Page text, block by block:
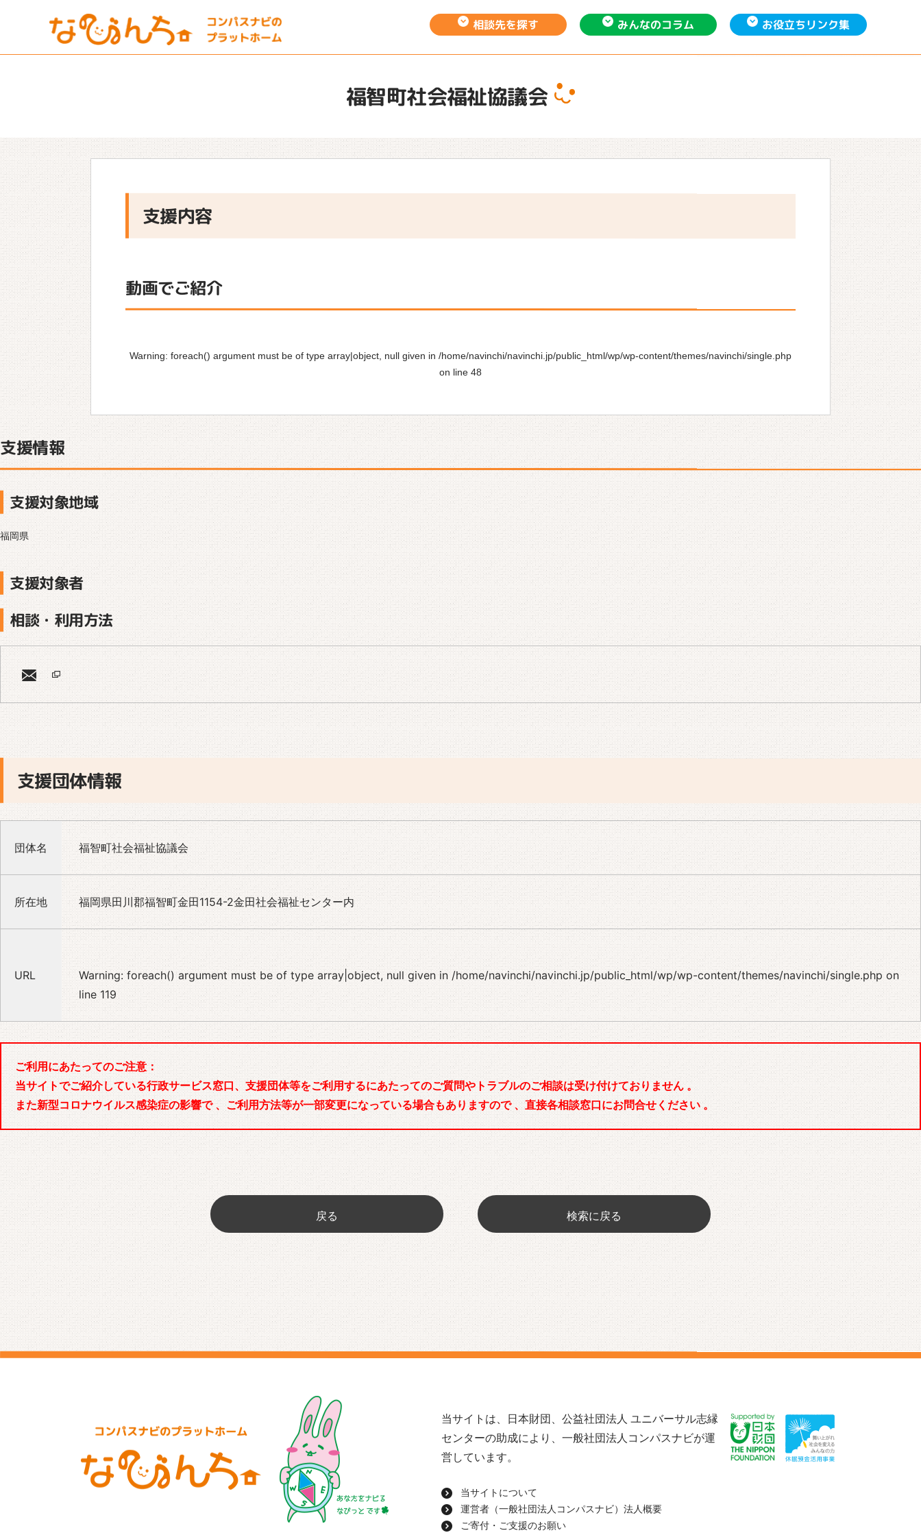
相談先を探す みんなのコラム お役立ちリンク集
福智町社会福祉協議会
支援内容
動画でご紹介
Warning: foreach() argument must be of type array|object, null given in /home/navinchi/navinchi.jp/public_html/wp/wp-content/themes/navinchi/single.php
on line 48
支援情報
支援対象地域
福岡県
支援対象者
相談・利用方法
支援団体情報
団体名 福智町社会福祉協議会
所在地 福岡県田川郡福智町金田1154-2金田社会福祉センター内
URL Warning: foreach() argument must be of type array|object, null given in/home/navinchi/navinchi.jp/public_html/wp/wp-content/themes/navinchi/single.php on
line119
ご利用にあたってのご注意：
当サイトでご紹介している行政サービス窓口、支援団体等をご利用するにあたってのご質問やトラブルのご相談は受け付けておりません 。
また新型コロナウイルス感染症の影響で 、ご利用方法等が一部変更になっている場合もありますので 、直接各相談窓口にお問合せください 。
戻る 検索に戻る
当サイトは、日本財団、公益社団法人 ユニバーサル志縁
センターの助成により、一般社団法人コンパスナビが運
営しています。
当サイトについて
運営者（一般社団法人コンパスナビ）法人概要
ご寄付・ご支援のお願い